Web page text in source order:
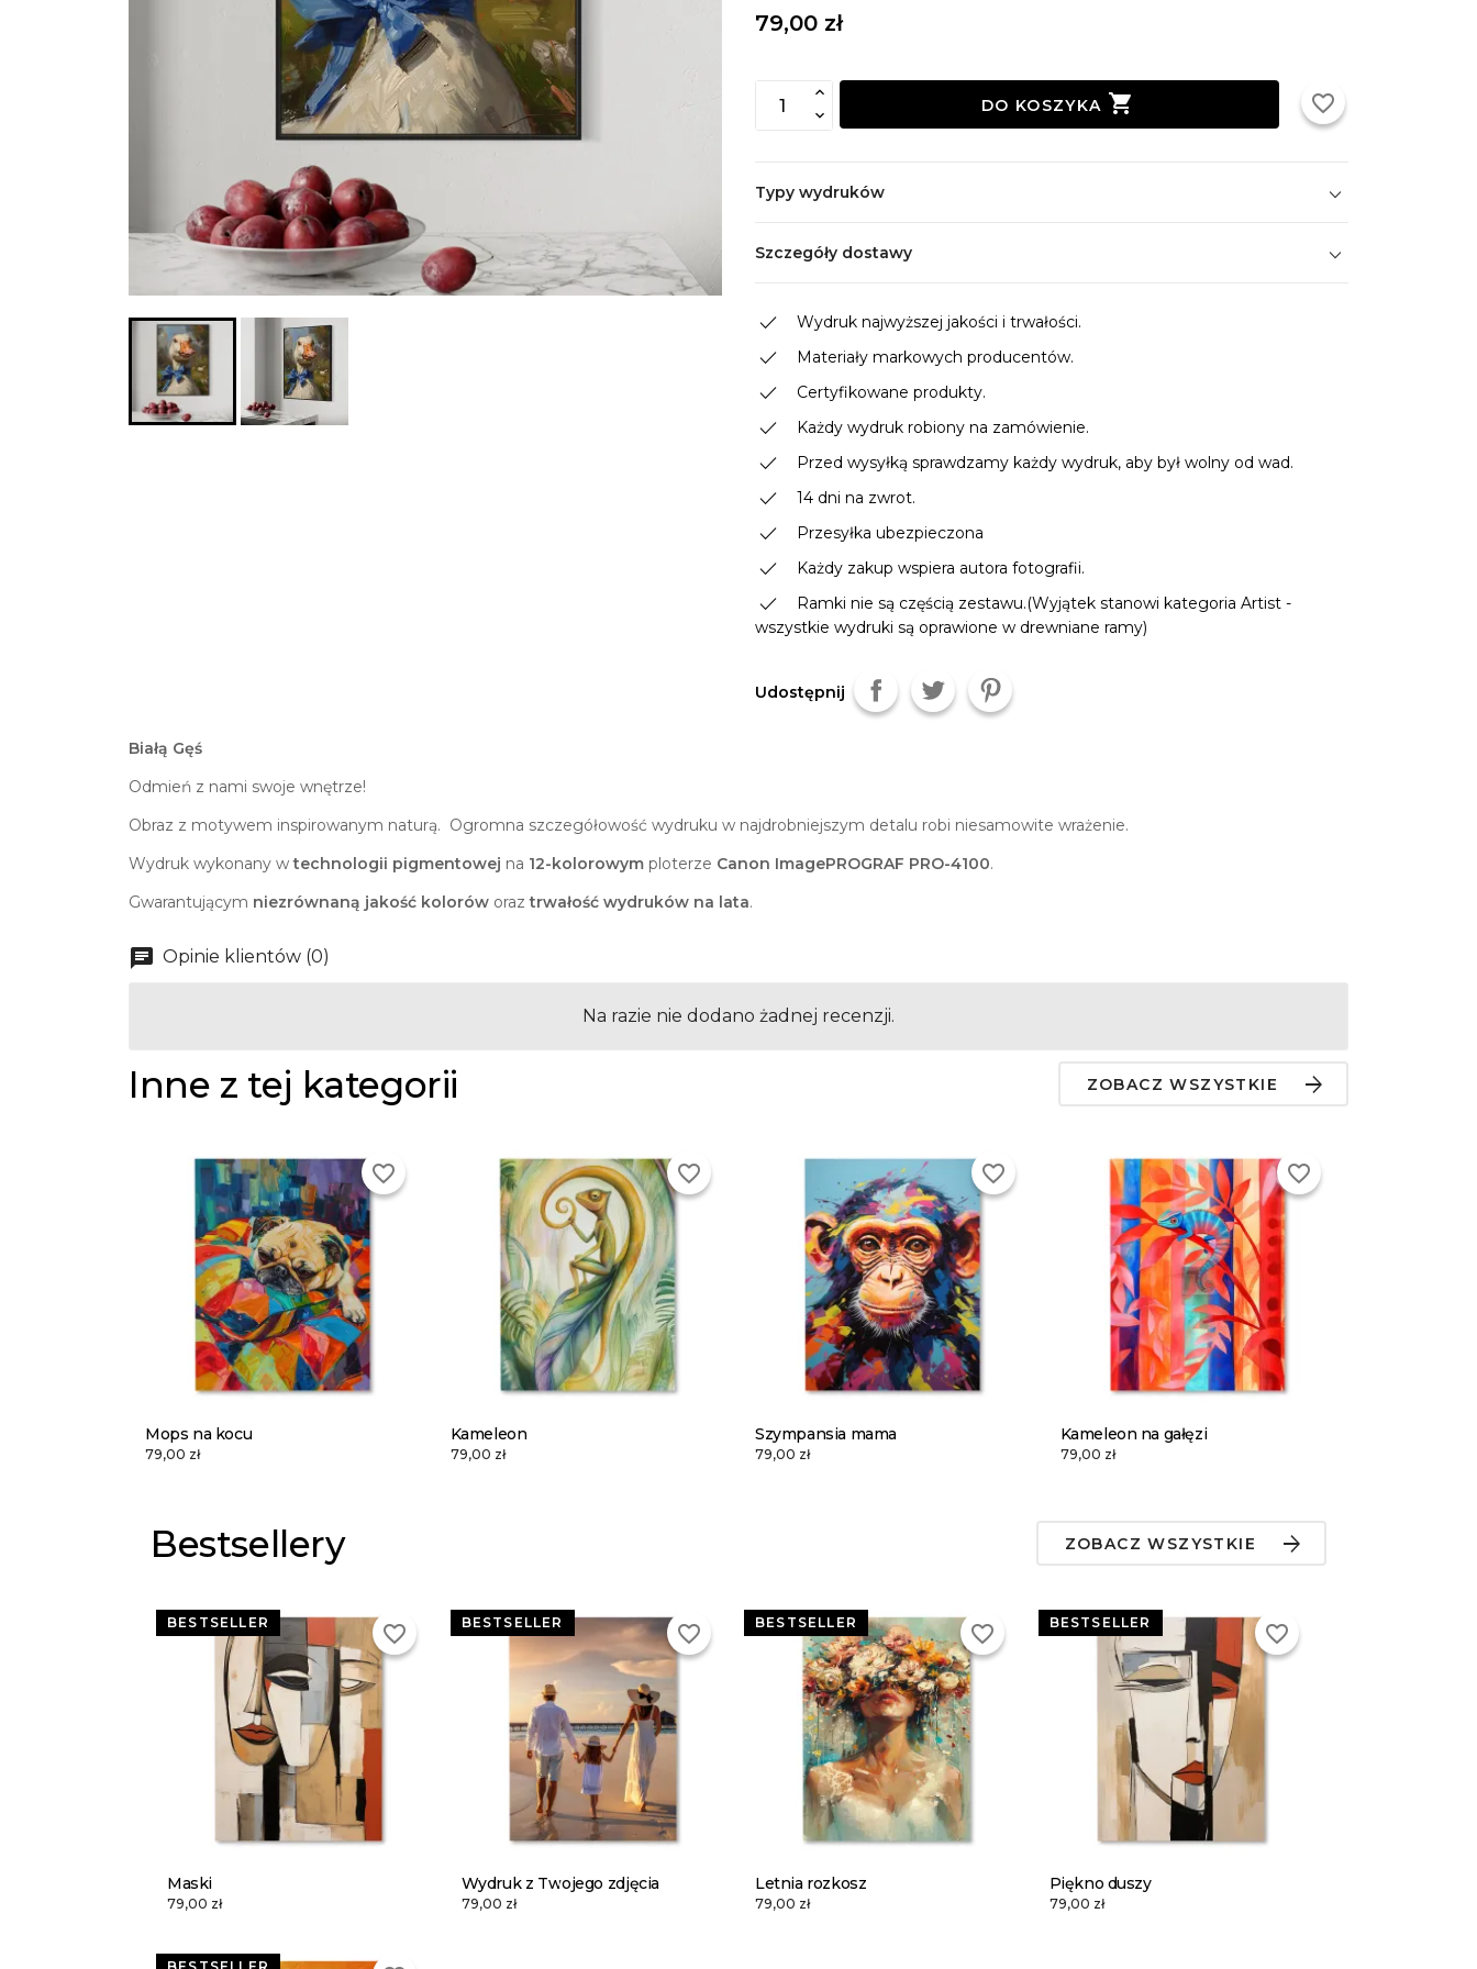
79,00 zł
DO KOSZYKA  favorite_border
Typy wydruków
Szczegóły dostawy
done Wydruk najwyższej jakości i trwałości.
done Materiały markowych producentów.
done Certyfikowane produkty.
done Każdy wydruk robiony na zamówienie.
done Przed wysyłką sprawdzamy każdy wydruk, aby był wolny od wad.
done 14 dni na zwrot.
done Przesyłka ubezpieczona
done Każdy zakup wspiera autora fotografii.
done
Ramki nie są częścią zestawu.(Wyjątek stanowi kategoria Artist -
wszystkie wydruki są oprawione w drewniane ramy)
Udostępnij
Białą Gęś
Odmień z nami swoje wnętrze!
Obraz z motywem inspirowanym naturą. Ogromna szczegółowość wydruku w najdrobniejszym detalu robi niesamowite wrażenie.
Wydruk wykonany wtechnologii pigmentowej na 12-kolorowym ploterze Canon ImagePROGRAF PRO-4100.
Gwarantującym niezrównaną jakość kolorów oraztrwałość wydruków na lata.
Opinie klientów (0)
Na razie nie dodano żadnej recenzji.
Inne z tej kategorii ZOBACZ WSZYSTKIE
Mops na kocu
79,00 zł
favorite_border
Kameleon
79,00 zł
favorite_border
Szympansia mama
79,00 zł
favorite_border
Kameleon na gałęzi
79,00 zł
favorite_border
Bestsellery ZOBACZ WSZYSTKIE
Maski
79,00 zł
BESTSELLER favorite_border
Wydruk z Twojego zdjęcia
79,00 zł
BESTSELLER favorite_border
Letnia rozkosz
79,00 zł
BESTSELLER favorite_border
Piękno duszy
79,00 zł
BESTSELLER favorite_border